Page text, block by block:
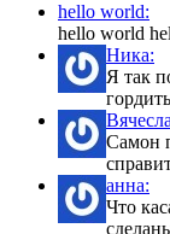
hello world:
hello world
Ника:
Я так
Самон
анна:
Что